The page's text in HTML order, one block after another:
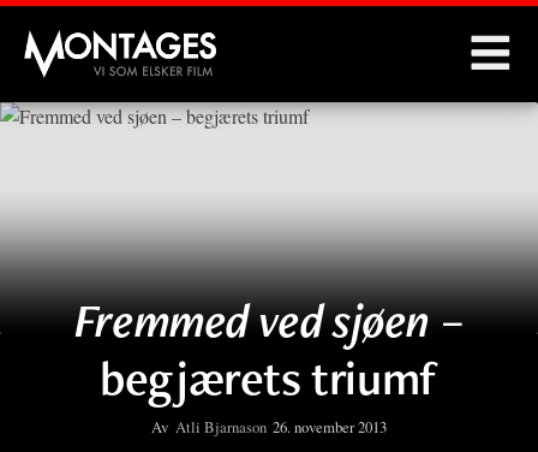
Montages
Fremmed ved sjøen–
begjærets triumf
Av Atli Bjarnason 26. november 2013